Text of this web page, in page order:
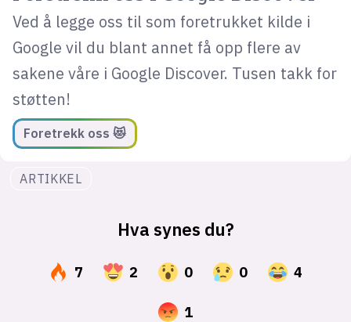
Ved å legge oss til som foretrukket kilde i
Google vil du blant annet få opp flere av
sakene våre i Google Discover. Tusen takk for
støtten!
Foretrekk oss 😻
ARTIKKEL